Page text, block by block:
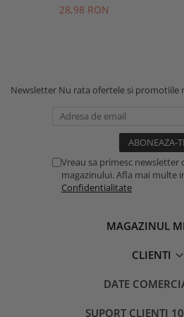
Terracota
28,98 RON
Newsletter Nu rata ofertele si promotiile
Vreau sa primesc newsletter
magazinului. Afla mai multe
Confidentialitate
MAGAZINUL
CLIENTI
DATE
SUPORT CLIENTI